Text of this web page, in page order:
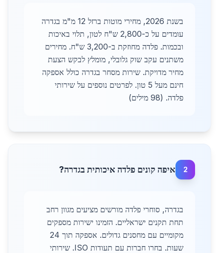
בשנת 2026, מחירי מוטות ברזל 12 מ"מ בגדרה
עומדים על כ-2,800 ש"ח לטון, תלוי באיכות
ובכמות. פלדה מחוזקת ב-3,200 ש"ח. מחירים
משתנים עקב שוק גלובלי, מומלץ לבקש הצעת
מחיר מדויקת. שירות מסחר בגדרה כולל אספקה
חינם מעל 5 טון. לפרטים נוספים על שירותי
פלדה. (98 מילים)
2 איפה קונים פלדה איכותית בגדרה?
בגדרה, סוחרי פלדה מורשים מציעים מגוון רחב
תחת תקנים ישראליים. הזמינו ישירות מספקים
מקומיים עם מחסנים גדולים. אספקה תוך 24
שעות. בחרו חברות עם תעודות ISO. שירותי